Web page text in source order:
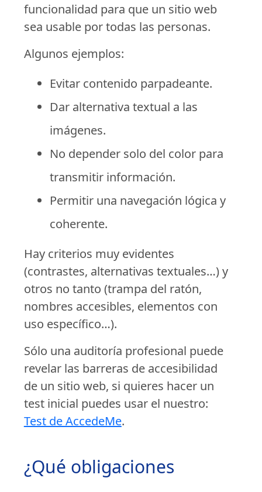
funcionalidad para que un sitio web
sea usable por todas las personas.
Algunos ejemplos:
Evitar contenido parpadeante.
Dar alternativa textual a las
imágenes.
No depender solo del color para
transmitir información.
Permitir una navegación lógica y
coherente.
Hay criterios muy evidentes
(contrastes, alternativas textuales…) y
otros no tanto (trampa del ratón,
nombres accesibles, elementos con
uso específico…).
Sólo una auditoría profesional puede
revelar las barreras de accesibilidad
de un sitio web, si quieres hacer un
test inicial puedes usar el nuestro:
Test de AccedeMe.
¿Qué obligaciones